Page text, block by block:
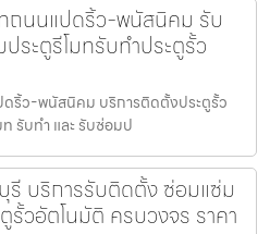
ถนนแปดริ้ว-พนัสนิคม รับ
ระตูรีโมทรับทำประตูรั้ว
ริ้ว-พนัสนิคม บริการติดตั้งประตูรั้ว
รับทำ และ รับซ่อมป
รี บริการรับติดตั้ง ซ่อมแซ่ม
รั้วอัตโนมัติ ครบวงจร ราคา